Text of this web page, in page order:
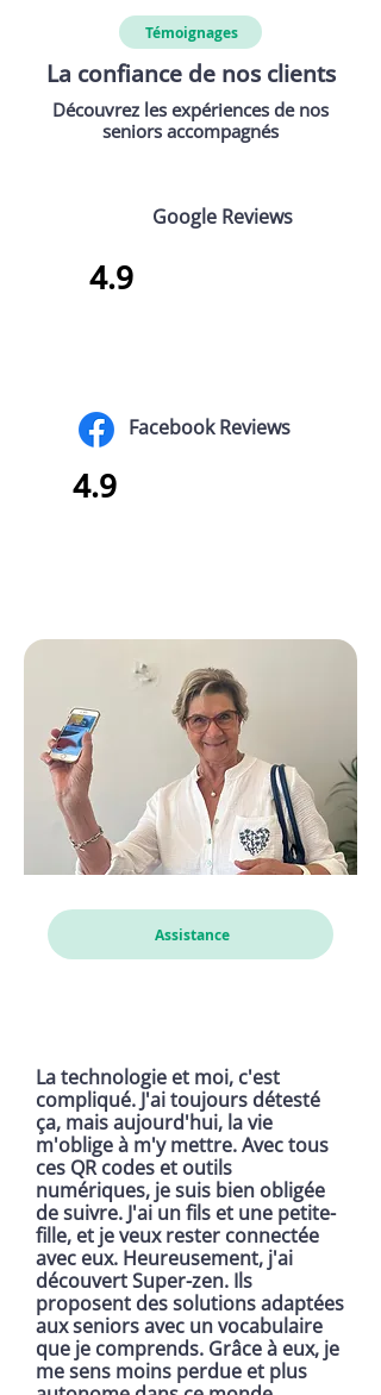
Témoignages
La confiance de nos clients
Découvrez les expériences de nos
seniors accompagnés
Google Reviews
4.9
Facebook Reviews
4.9
Assistance
La technologie et moi, c'est
compliqué. J'ai toujours détesté
ça, mais aujourd'hui, la vie
m'oblige à m'y mettre. Avec tous
ces QR codes et outils
numériques, je suis bien obligée
de suivre. J'ai un fils et une petite-
fille, et je veux rester connectée
avec eux. Heureusement, j'ai
découvert Super-zen. Ils
proposent des solutions adaptées
aux seniors avec un vocabulaire
que je comprends. Grâce à eux, je
me sens moins perdue et plus